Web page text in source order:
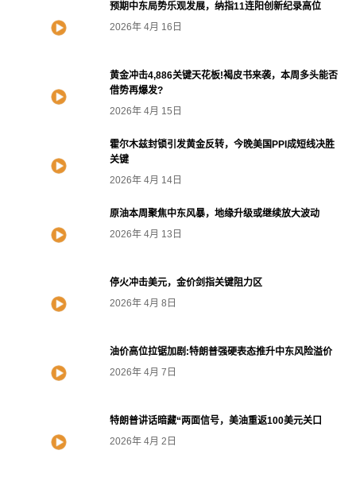
预期中东局势乐观发展，纳指11连阳创新纪录高位
2026年 4月 16日
黄金冲击4,886关键天花板!褐皮书来袭，本周多头能否
借势再爆发?
2026年 4月 15日
霍尔木兹封锁引发黄金反转，今晚美国PPI成短线决胜
关键
2026年 4月 14日
原油本周聚焦中东风暴，地缘升级或继续放大波动
2026年 4月 13日
停火冲击美元，金价剑指关键阻力区
2026年 4月 8日
油价高位拉锯加剧:特朗普强硬表态推升中东风险溢价
2026年 4月 7日
特朗普讲话暗藏“两面信号，美油重返100美元关口
2026年 4月 2日